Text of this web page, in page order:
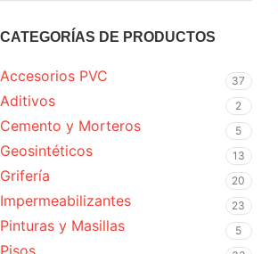
CATEGORÍAS DE PRODUCTOS
Accesorios PVC 37
Aditivos 2
Cemento y Morteros 5
Geosintéticos 13
Grifería 20
Impermeabilizantes 23
Pinturas y Masillas 5
Pisos